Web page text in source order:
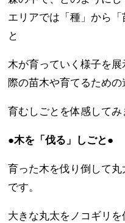
エリアでは「種」から「
と
木が育っていく様子を
際の苗木や育てるための
育むしごとを体感してみ
●木を「伐る」しごと●
育った木を伐り倒して
です。
大きな丸太をノコギリを